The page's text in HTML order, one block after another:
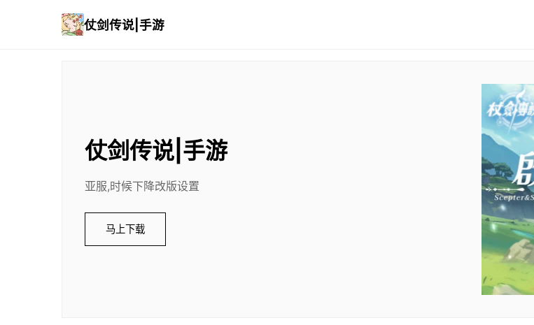
仗剑传说|手游
仗剑传说|手游
亚服,时候下降改版设置
马上下载